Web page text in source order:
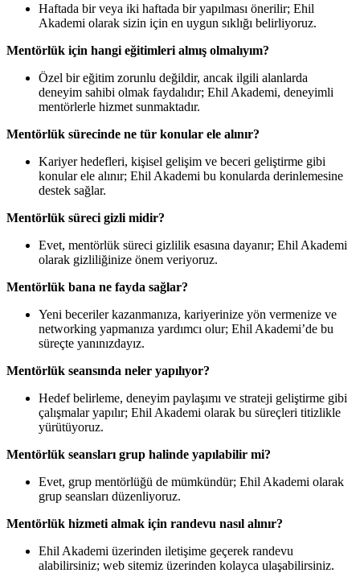
Haftada bir veya iki haftada bir yapılması önerilir; Ehil
Akademi olarak sizin için en uygun sıklığı belirliyoruz.
Mentörlük için hangi eğitimleri almış olmalıyım?
Özel bir eğitim zorunlu değildir, ancak ilgili alanlarda
deneyim sahibi olmak faydalıdır; Ehil Akademi, deneyimli
mentörlerle hizmet sunmaktadır.
Mentörlük sürecinde ne tür konular ele alınır?
Kariyer hedefleri, kişisel gelişim ve beceri geliştirme gibi
konular ele alınır; Ehil Akademi bu konularda derinlemesine
destek sağlar.
Mentörlük süreci gizli midir?
Evet, mentörlük süreci gizlilik esasına dayanır; Ehil Akademi
olarak gizliliğinize önem veriyoruz.
Mentörlük bana ne fayda sağlar?
Yeni beceriler kazanmanıza, kariyerinize yön vermenize ve
networking yapmanıza yardımcı olur; Ehil Akademi’de bu
süreçte yanınızdayız.
Mentörlük seansında neler yapılıyor?
Hedef belirleme, deneyim paylaşımı ve strateji geliştirme gibi
çalışmalar yapılır; Ehil Akademi olarak bu süreçleri titizlikle
yürütüyoruz.
Mentörlük seansları grup halinde yapılabilir mi?
Evet, grup mentörlüğü de mümkündür; Ehil Akademi olarak
grup seansları düzenliyoruz.
Mentörlük hizmeti almak için randevu nasıl alınır?
Ehil Akademi üzerinden iletişime geçerek randevu
alabilirsiniz; web sitemiz üzerinden kolayca ulaşabilirsiniz.